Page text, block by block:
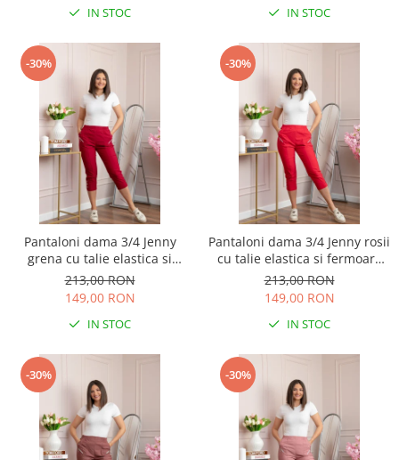
IN STOC IN STOC
-30%
Pantaloni dama 3/4 Jenny
grena cu talie elastica si
fermoare decorative
213,00 RON
149,00 RON
IN STOC
-30%
Pantaloni dama 3/4 Jenny rosii
cu talie elastica si fermoare
decorative
213,00 RON
149,00 RON
IN STOC
-30% -30%